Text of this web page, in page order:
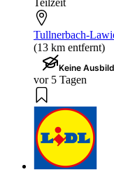
Teilzeit
Tullnerbach-
(13 km entfernt)
Keine
vor 5 Tagen